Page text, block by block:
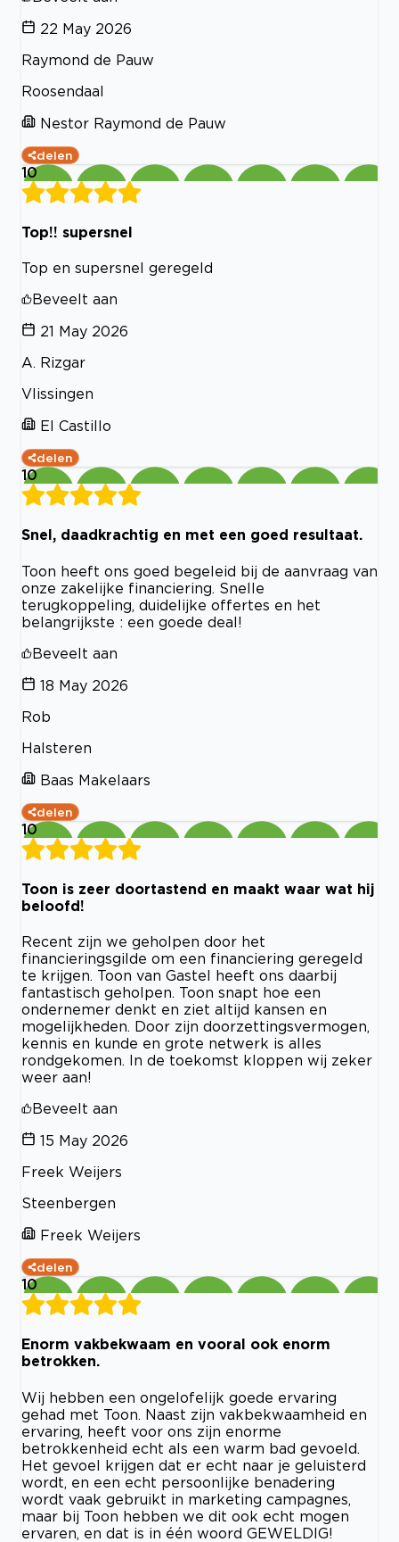
22 May 2026
Raymond de Pauw
Roosendaal
Nestor Raymond de Pauw
delen
10
Top!! supersnel
Top en supersnel geregeld
Beveelt aan
21 May 2026
A. Rizgar
Vlissingen
El Castillo
delen
10
Snel, daadkrachtig en met een goed resultaat.
Toon heeft ons goed begeleid bij de aanvraag van
onze zakelijke financiering. Snelle
terugkoppeling, duidelijke offertes en het
belangrijkste : een goede deal!
Beveelt aan
18 May 2026
Rob
Halsteren
Baas Makelaars
delen
10
Toon is zeer doortastend en maakt waar wat hij
beloofd!
Recent zijn we geholpen door het
financieringsgilde om een financiering geregeld
te krijgen. Toon van Gastel heeft ons daarbij
fantastisch geholpen. Toon snapt hoe een
ondernemer denkt en ziet altijd kansen en
mogelijkheden. Door zijn doorzettingsvermogen,
kennis en kunde en grote netwerk is alles
rondgekomen. In de toekomst kloppen wij zeker
weer aan!
Beveelt aan
15 May 2026
Freek Weijers
Steenbergen
Freek Weijers
delen
10
Enorm vakbekwaam en vooral ook enorm
betrokken.
Wij hebben een ongelofelijk goede ervaring
gehad met Toon. Naast zijn vakbekwaamheid en
ervaring, heeft voor ons zijn enorme
betrokkenheid echt als een warm bad gevoeld.
Het gevoel krijgen dat er echt naar je geluisterd
wordt, en een echt persoonlijke benadering
wordt vaak gebruikt in marketing campagnes,
maar bij Toon hebben we dit ook echt mogen
ervaren, en dat is in één woord GEWELDIG!